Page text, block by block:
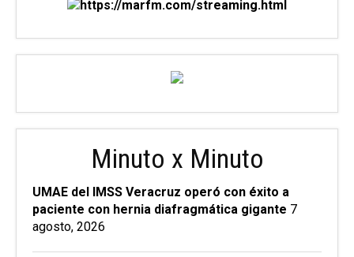
Minuto x Minuto
UMAE del IMSS Veracruz operó con éxito a
paciente con hernia diafragmática gigante 7
agosto, 2026